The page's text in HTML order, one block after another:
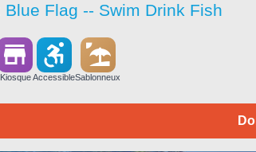
Blue Flag -- Swim Drink Fish
Kiosque AccessibleSablonneux